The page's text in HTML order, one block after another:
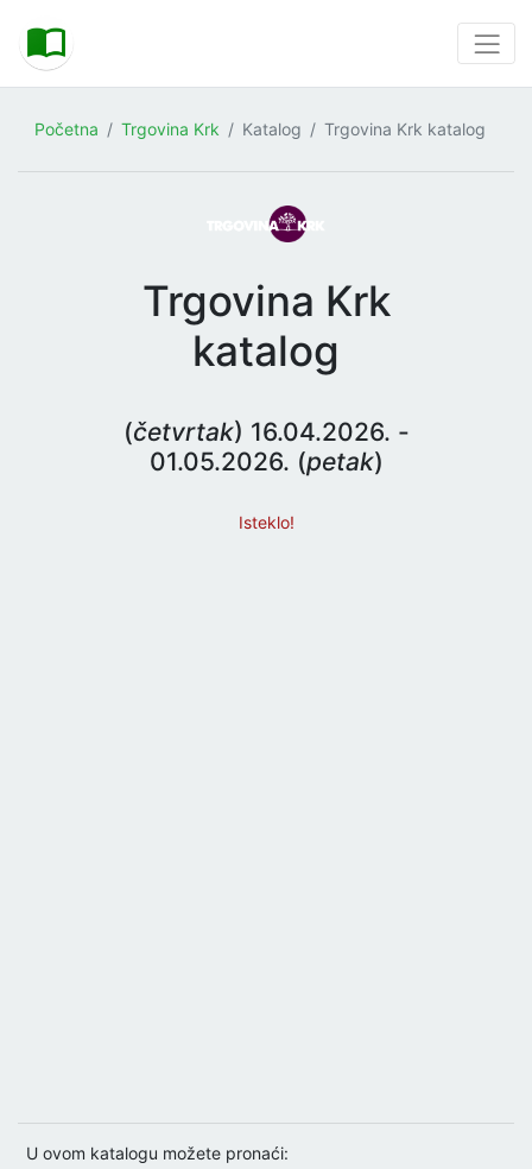
Početna Trgovina Krk Katalog Trgovina Krk katalog
Trgovina Krk
katalog
(četvrtak) 16.04.2026. -
01.05.2026. (petak)
Isteklo!
U ovom katalogu možete pronaći: